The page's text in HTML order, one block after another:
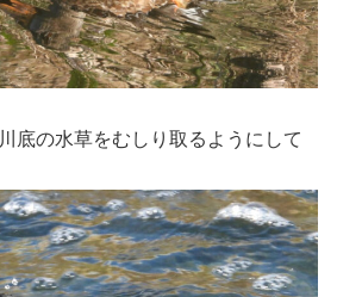
川底の水草をむしり取るようにして